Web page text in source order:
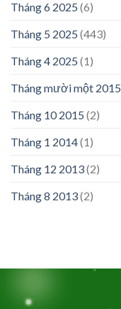
Tháng 6 2025 (6)
Tháng 5 2025 (443)
Tháng 4 2025 (1)
Tháng mười một 2015
Tháng 10 2015 (2)
Tháng 1 2014(1)
Tháng 12 2013(2)
Tháng 8 2013(2)